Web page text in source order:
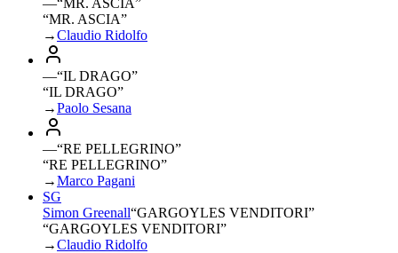
“MR. ASCIA”
→Claudio Ridolfo
—“IL DRAGO”
“IL DRAGO”
→Paolo Sesana
—“RE PELLEGRINO”
“RE PELLEGRINO”
→Marco Pagani
SG
Simon Greenall“GARGOYLES VENDITORI”
“GARGOYLES VENDITORI”
→Claudio Ridolfo